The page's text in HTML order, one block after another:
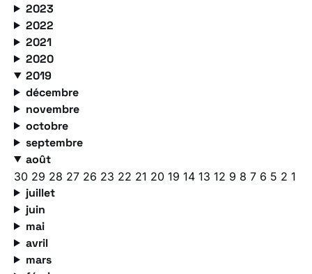
2023
2022
2021
2020
2019
décembre
novembre
octobre
septembre
août
30 29 28 27 26 23 22 21 20 19 14 13 12 9 8 7 6 5 2 1
juillet
juin
mai
avril
mars